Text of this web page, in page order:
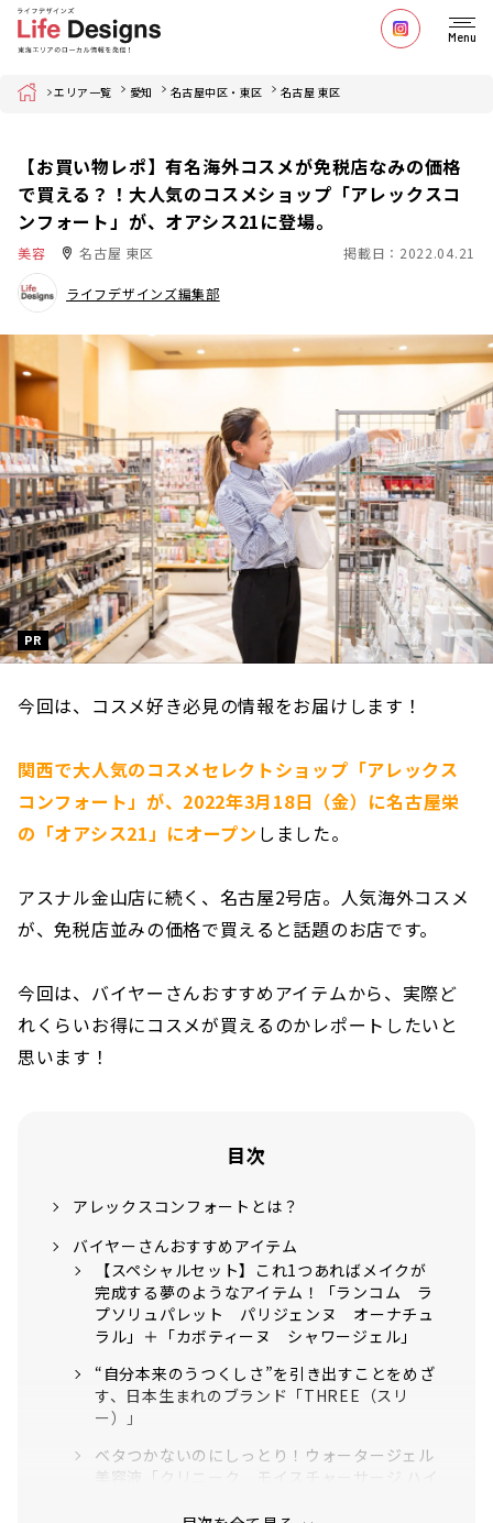
Menu
Home エリア一覧 愛知 名古屋中区・東区 名古屋 東区
【お買い物レポ】有名海外コスメが免税店なみの価格
で買える？！大人気のコスメショップ「アレックスコ
ンフォート」が、オアシス21に登場。
美容 名古屋 東区 掲載日：2022.04.21
ライフデザインズ編集部
PR
今回は、コスメ好き必見の情報をお届けします！
関西で大人気のコスメセレクトショップ「アレックス
コンフォート」が、2022年3月18日（金）に名古屋栄
の「オアシス21」にオープン しました。
アスナル金山店に続く、名古屋2号店。人気海外コスメ
が、免税店並みの価格で買えると話題のお店です。
今回は、バイヤーさんおすすめアイテムから、実際ど
れくらいお得にコスメが買えるのかレポートしたいと
思います！
目次
アレックスコンフォートとは？
バイヤーさんおすすめアイテム
【スペシャルセット】これ1つあればメイクが
完成する夢のようなアイテム！「ランコム ラ
プソリュパレット パリジェンヌ オーナチュ
ラル」＋「カボティーヌ シャワージェル」
“自分本来のうつくしさ”を引き出すことをめざ
す、日本生まれのブランド「THREE（スリ
ー）」
ベタつかないのにしっとり！ウォータージェル
美容液「クリニーク モイスチャーサージ ハイ